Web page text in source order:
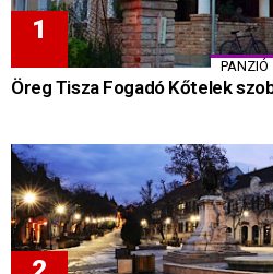
PANZIÓ
Öreg Tisza Fogadó Kőtelek